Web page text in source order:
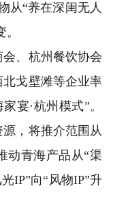
从“养在深闺无人
、杭州餐饮协会
戈壁滩等企业率
宴·杭州模式”。
，将推介范围从
动青海产品从“渠
IP”向“风物IP”升